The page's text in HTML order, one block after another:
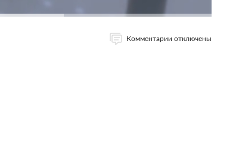
Комментарии отключены